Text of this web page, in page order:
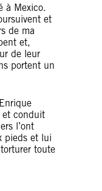
à Mexico.
et
de ma
et,
de leur
portent un
et conduit
l’ont
pieds et lui
toute